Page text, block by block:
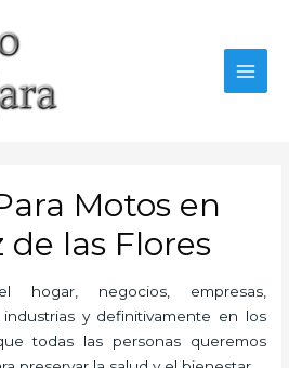
Motos en
de las Flores
negocios, empresas,
y definitivamente en los
todas las personas queremos